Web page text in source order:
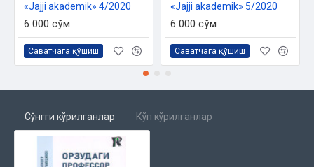
«Jajji akademik» 4/2020
6 000 сўм
Саватчага қўшиш
«Jajji akademik» 5/2020
6 000 сўм
Саватчага қўшиш
Сўнгги кўрилганлар Кўп кўрилганлар